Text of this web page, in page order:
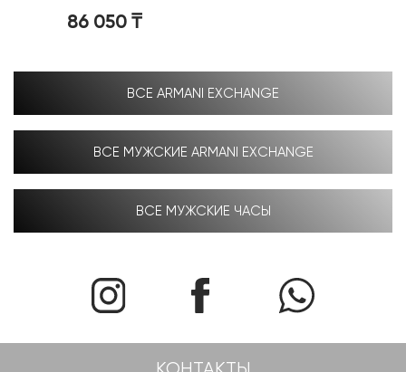
86 050₸
ВСЕ ARMANI EXCHANGE
ВСЕ МУЖСКИЕ ARMANI EXCHANGE
ВСЕ МУЖСКИЕ ЧАСЫ